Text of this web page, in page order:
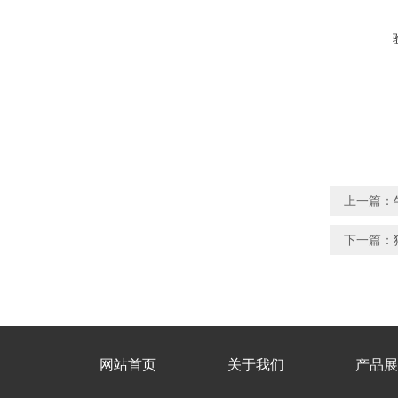
上一篇：
下一篇：
网站首页 关于我们 产品